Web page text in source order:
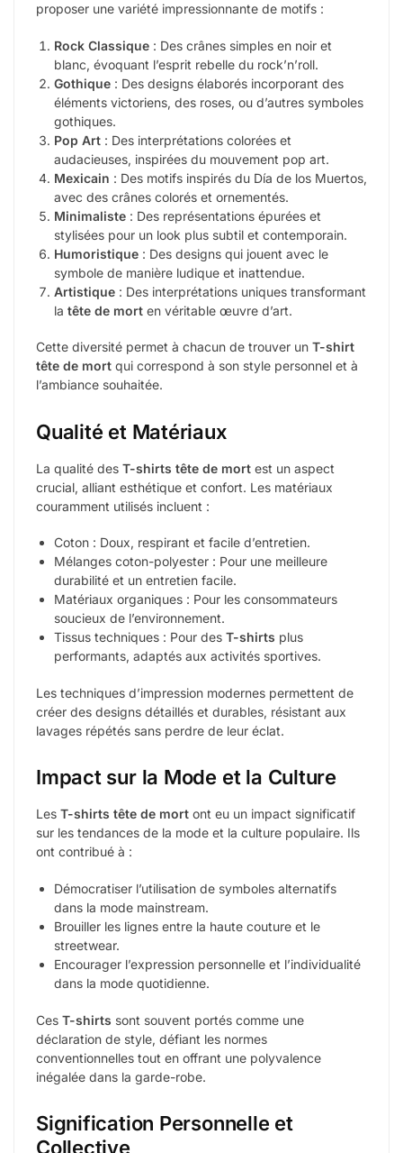
proposer une variété impressionnante de motifs :
Rock Classique : Des crânes simples en noir et
blanc, évoquant l’esprit rebelle du rock’n’roll.
Gothique : Des designs élaborés incorporant des
éléments victoriens, des roses, ou d’autres symboles
gothiques.
Pop Art : Des interprétations colorées et
audacieuses, inspirées du mouvement pop art.
Mexicain : Des motifs inspirés du Día de los Muertos,
avec des crânes colorés et ornementés.
Minimaliste : Des représentations épurées et
stylisées pour un look plus subtil et contemporain.
Humoristique : Des designs qui jouent avec le
symbole de manière ludique et inattendue.
Artistique : Des interprétations uniques transformant
la tête de mort en véritable œuvre d’art.
Cette diversité permet à chacun de trouver un T-shirt
tête de mort qui correspond à son style personnel et à
l’ambiance souhaitée.
Qualité et Matériaux
La qualité des T-shirts tête de mort est un aspect
crucial, alliant esthétique et confort. Les matériaux
couramment utilisés incluent :
Coton : Doux, respirant et facile d’entretien.
Mélanges coton-polyester : Pour une meilleure
durabilité et un entretien facile.
Matériaux organiques : Pour les consommateurs
soucieux de l’environnement.
Tissus techniques : Pour des T-shirts plus
performants, adaptés aux activités sportives.
Les techniques d’impression modernes permettent de
créer des designs détaillés et durables, résistant aux
lavages répétés sans perdre de leur éclat.
Impact sur la Mode et la Culture
Les T-shirts tête de mort ont eu un impact significatif
sur les tendances de la mode et la culture populaire. Ils
ont contribué à :
Démocratiser l’utilisation de symboles alternatifs
dans la mode mainstream.
Brouiller les lignes entre la haute couture et le
streetwear.
Encourager l’expression personnelle et l’individualité
dans la mode quotidienne.
Ces T-shirts sont souvent portés comme une
déclaration de style, défiant les normes
conventionnelles tout en offrant une polyvalence
inégalée dans la garde-robe.
Signification Personnelle et
Collective